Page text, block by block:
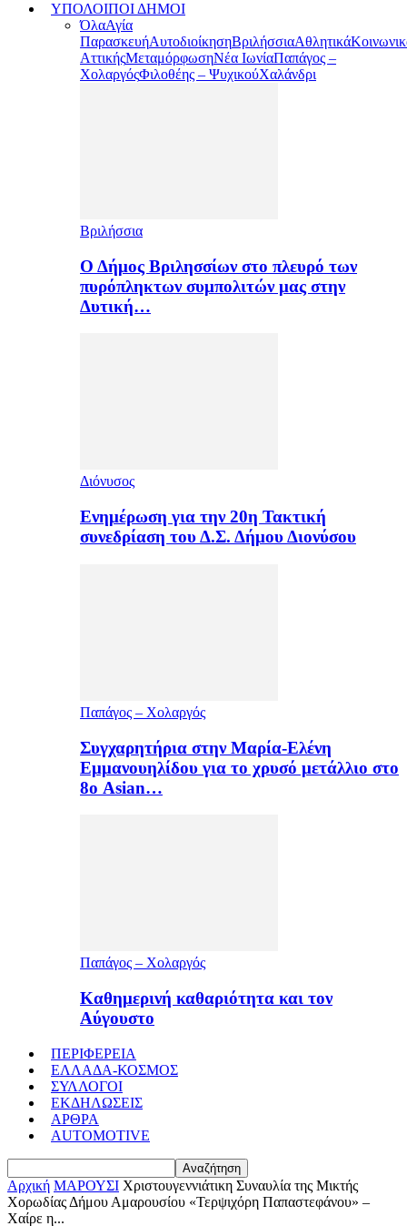
ΥΠΟΛΟΙΠΟΙ ΔΗΜΟΙ
ΌλαΑγία
ΠαρασκευήΑυτοδιοίκησηΒριλήσσιαΑθλητικά
ΑττικήςΜεταμόρφωσηΝέα ΙωνίαΠαπάγος –
ΧολαργόςΦιλοθέης – ΨυχικούΧαλάνδρι
Βριλήσσια
Ο Δήμος Βριλησσίων στο πλευρό των
πυρόπληκτων συμπολιτών μας στην
Δυτική…
Διόνυσος
Ενημέρωση για την 20η Τακτική
συνεδρίαση του Δ.Σ. Δήμου Διονύσου
Παπάγος – Χολαργός
Συγχαρητήρια στην Μαρία-Ελένη
Εμμανουηλίδου για το χρυσό μετάλλιο στο
8ο Asian…
Παπάγος – Χολαργός
Καθημερινή καθαριότητα και τον
Αύγουστο
ΠΕΡΙΦΕΡΕΙΑ
ΕΛΛΑΔΑ-ΚΟΣΜΟΣ
ΣΥΛΛΟΓΟΙ
ΕΚΔΗΛΩΣΕΙΣ
ΑΡΘΡΑ
AUTOMOTIVE
Αρχική ΜΑΡΟΥΣΙ Χριστουγεννιάτικη Συναυλία της Μικτής
Χορωδίας Δήμου Αμαρουσίου «Τερψιχόρη Παπαστεφάνου» –
Χαίρε η...